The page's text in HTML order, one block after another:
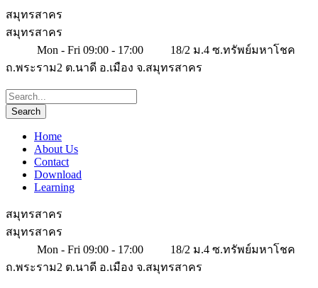
สมุทรสาคร
สมุทรสาคร
Mon - Fri 09:00 - 17:00
18/2 ม.4 ซ.ทรัพย์มหาโชค
ถ.พระราม2 ต.นาดี อ.เมือง จ.สมุทรสาคร
Home
About Us
Contact
Download
Learning
สมุทรสาคร
สมุทรสาคร
Mon - Fri 09:00 - 17:00
18/2 ม.4 ซ.ทรัพย์มหาโชค
ถ.พระราม2 ต.นาดี อ.เมือง จ.สมุทรสาคร